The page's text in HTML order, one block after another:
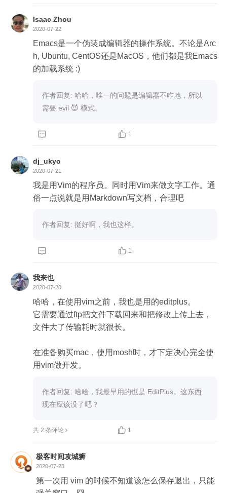
Isaac Zhou
2020-07-22
Emacs是一个伪装成编辑器的操作系统。不论是Arc
h, Ubuntu, CentOS还是MacOS，他们都是我Emacs
的加载系统 :)
作者回复: 哈哈，唯一的问题是编辑器不咋地，所以
需要 evil 😈 模式。
  1
dj_ukyo
2020-07-21
我是用Vim的程序员。同时用Vim来做文字工作。通
俗一点说就是用Markdown写文档，合理吧
作者回复: 挺好啊，我也这样。
  1
我来也
2020-07-20
哈哈，在使用vim之前，我也是用的editplus。
它需要通过ftp把文件下载回来和把修改上传上去，
文件大了传输耗时就很长。
在准备购买mac，使用mosh时，才下定决心完全使
用vim做开发。
作者回复: 哈哈，我最早用的也是 EditPlus。这东西
现在应该没了吧？
共 2 条评论  1
极客时间攻城狮
2020-07-23
第一次用 vim 的时候不知道该怎么保存退出，只能